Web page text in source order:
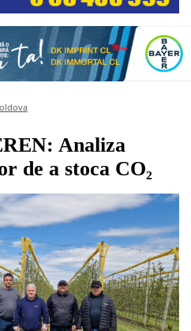
Analiza
de a stoca CO₂